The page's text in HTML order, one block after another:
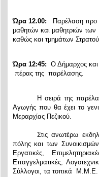
Ώρα 12.00: Παρέλαση προ
μαθητών και μαθητριών
καθώς και τμημάτων Στρατού.
Ώρα 12:45: Ο Δήμαρχος και
πέρας της παρέλασης.
Η σειρά της
Αγωγής που θα έχει το
Μεραρχίας Πεζικού.
Στις ανωτέρω
πόλης και των
Εργατικές,
Επαγγελματικές,
Σύλλογοι, τα τοπικά Μ.Μ.Ε.